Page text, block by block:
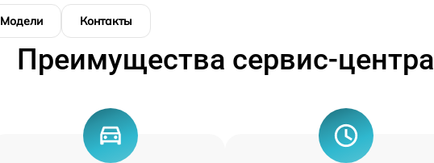
Модели Контакты
Преимущества сервис-центра